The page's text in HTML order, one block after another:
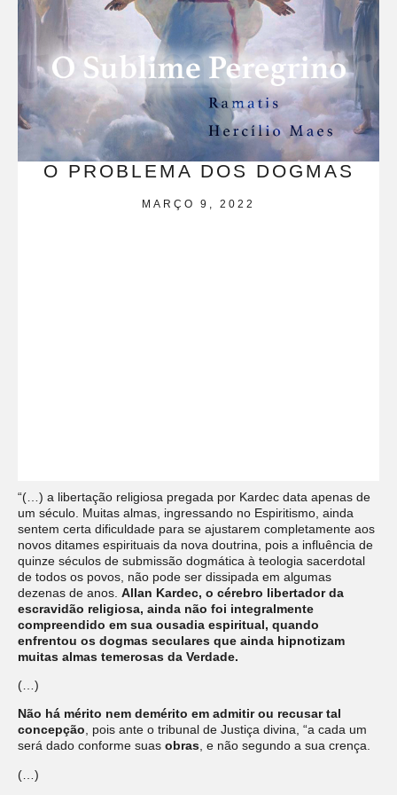
O PROBLEMA DOS DOGMAS
MARÇO 9, 2022
“(…) a libertação religiosa pregada por Kardec data apenas de
um século. Muitas almas, ingressando no Espiritismo, ainda
sentem certa dificuldade para se ajustarem completamente aos
novos ditames espirituais da nova doutrina, pois a influência de
quinze séculos de submissão dogmática à teologia sacerdotal
de todos os povos, não pode ser dissipada em algumas
dezenas de anos. Allan Kardec, o cérebro libertador da
escravidão religiosa, ainda não foi integralmente
compreendido em sua ousadia espiritual, quando
enfrentou os dogmas seculares que ainda hipnotizam
muitas almas temerosas da Verdade.
(…)
Não há mérito nem demérito em admitir ou recusar tal
concepção, pois ante o tribunal de Justiça divina, “a cada um
será dado conforme suas obras, e não segundo a sua crença.
(…)